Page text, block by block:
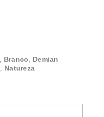
Branco
Demian
Natureza